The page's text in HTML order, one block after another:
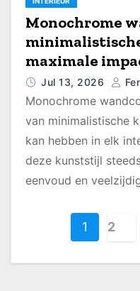
Monochrome
maximale
Jul 13, 2026
Monochrome
van minimalistische
kan hebben in elk
deze kunststijl
eenvoud en
1 2